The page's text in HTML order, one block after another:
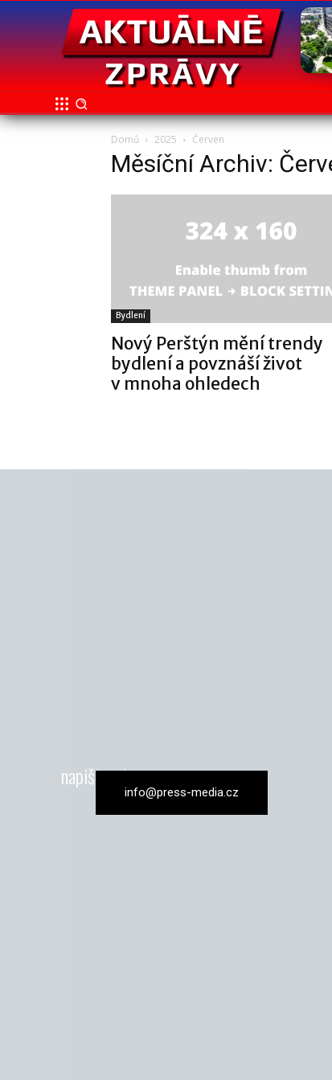
Domů 2025 Červen
Měsíční Archiv:
Bydlení
Nový Perštýn mění trendy
bydlení a povznáší život
v mnoha ohledech
napište nám
info@press-media.cz